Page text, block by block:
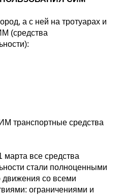
а с ней на тротуарах и
(средства
транспортные средства
все средства
стали полноценными
движения со всеми
ограничениями и